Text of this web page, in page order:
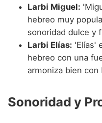
Larbi Miguel:
hebreo muy
sonoridad dulce y
Larbi Elías: 'Elías'
hebreo con una
armoniza bien con
Sonoridad y